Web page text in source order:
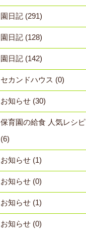
園日記 (291)
園日記 (128)
園日記 (142)
セカンドハウス (0)
お知らせ (30)
保育園の給食 人気レシピ
(6)
お知らせ (1)
お知らせ (0)
お知らせ (1)
お知らせ (0)